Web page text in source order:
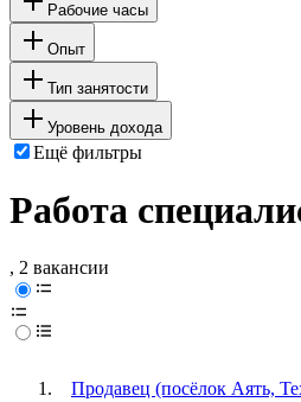
Рабочие часы
Опыт
Тип занятости
Уровень дохода
Ещё фильтры
Работа
, 2 вакансии
Продавец (посёлок Аять,